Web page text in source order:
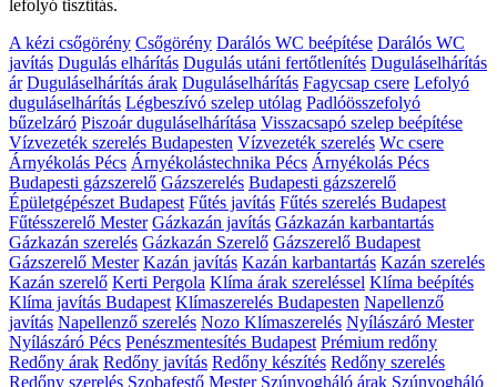
lefolyó tisztítás.
A kézi csőgörény Csőgörény Darálós WC beépítése Darálós WC
javítás Dugulás elhárítás Dugulás utáni fertőtlenítés Duguláselhárítás
ár Duguláselhárítás árak Duguláselhárítás Fagycsap csere Lefolyó
duguláselhárítás Légbeszívó szelep utólag Padlóösszefolyó
bűzelzáró Piszoár duguláselhárítása Visszacsapó szelep beépítése
Vízvezeték szerelés Budapesten Vízvezeték szerelés Wc csere
Árnyékolás Pécs Árnyékolástechnika Pécs Árnyékolás Pécs
Budapesti gázszerelő Gázszerelés Budapesti gázszerelő
Épületgépészet Budapest Fűtés javítás Fűtés szerelés Budapest
Fűtésszerelő Mester Gázkazán javítás Gázkazán karbantartás
Gázkazán szerelés Gázkazán Szerelő Gázszerelő Budapest
Gázszerelő Mester Kazán javítás Kazán karbantartás Kazán szerelés
Kazán szerelő Kerti Pergola Klíma árak szereléssel Klíma beépítés
Klíma javítás Budapest Klímaszerelés Budapesten Napellenző
javítás Napellenző szerelés Nozo Klímaszerelés Nyílászáró Mester
Nyílászáró Pécs Penészmentesítés Budapest Prémium redőny
Redőny árak Redőny javítás Redőny készítés Redőny szerelés
Redőny szerelés Szobafestő Mester Szúnyogháló árak Szúnyogháló